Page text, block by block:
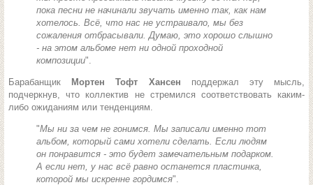
пока песни не начинали звучать именно так, как нам
хотелось. Всё, что нас не устраивало, мы без
сожаления отбрасывали. Думаю, это хорошо слышно
- на этом альбоме нет ни одной проходной
композиции".
Барабанщик Мортен Тофт Хансен поддержал эту мысль,
подчеркнув, что коллектив не стремился соответствовать каким-
либо ожиданиям или тенденциям.
"Мы ни за чем не гонимся. Мы записали именно тот
альбом, который сами хотели сделать. Если людям
он понравится - это будет замечательным подарком.
А если нет, у нас всё равно останется пластинка,
которой мы искренне гордимся".